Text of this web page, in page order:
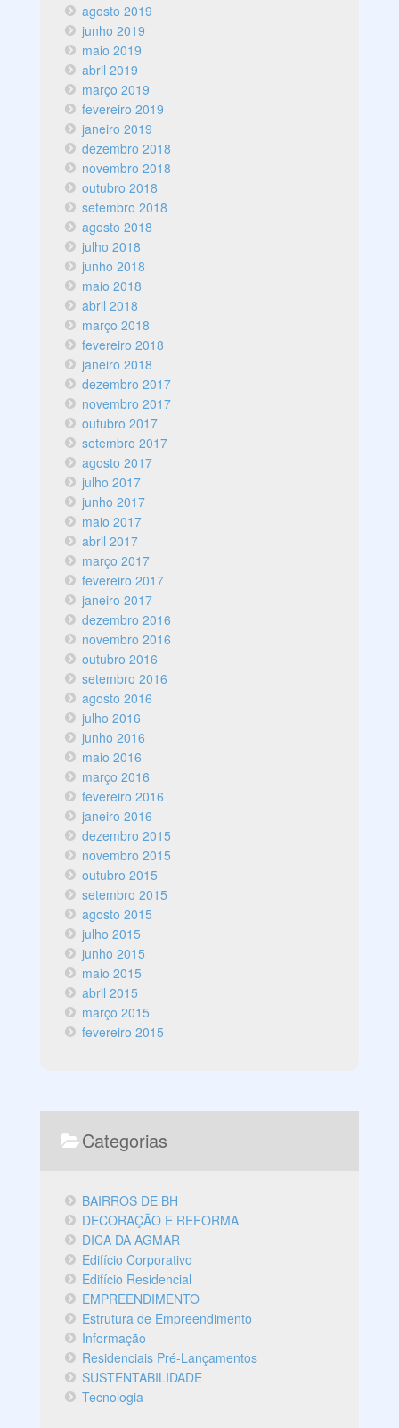
agosto 2019
junho 2019
maio 2019
abril 2019
março 2019
fevereiro 2019
janeiro 2019
dezembro 2018
novembro 2018
outubro 2018
setembro 2018
agosto 2018
julho 2018
junho 2018
maio 2018
abril 2018
março 2018
fevereiro 2018
janeiro 2018
dezembro 2017
novembro 2017
outubro 2017
setembro 2017
agosto 2017
julho 2017
junho 2017
maio 2017
abril 2017
março 2017
fevereiro 2017
janeiro 2017
dezembro 2016
novembro 2016
outubro 2016
setembro 2016
agosto 2016
julho 2016
junho 2016
maio 2016
março 2016
fevereiro 2016
janeiro 2016
dezembro 2015
novembro 2015
outubro 2015
setembro 2015
agosto 2015
julho 2015
junho 2015
maio 2015
abril 2015
março 2015
fevereiro 2015
Categorias
BAIRROS DE BH
DECORAÇÃO E REFORMA
DICA DA AGMAR
Edifício Corporativo
Edifício Residencial
EMPREENDIMENTO
Estrutura de Empreendimento
Informação
Residenciais Pré-Lançamentos
SUSTENTABILIDADE
Tecnologia